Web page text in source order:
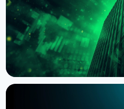
4 серпня 2026 р. 4 хв читання